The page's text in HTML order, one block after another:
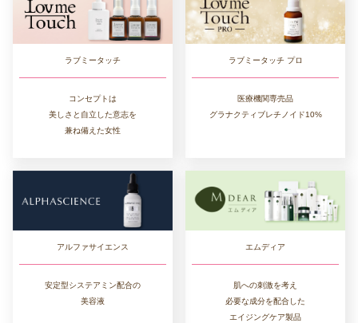
ラブミータッチ
コンセプトは
美しさと自立した意志を
兼ね備えた女性
ラブミータッチ プロ
医療機関専売品
グラナクティブレチノイド10%
アルファサイエンス
安定型システアミン配合の
美容液
エムディア
肌への刺激を考え
必要な成分を配合した
エイジングケア製品